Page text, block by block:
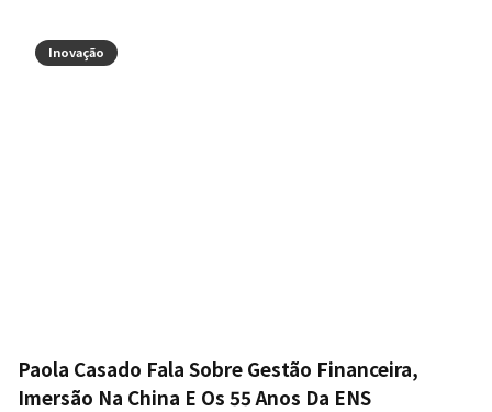
Inovação
Paola Casado Fala Sobre Gestão Financeira,
Imersão Na China E Os 55 Anos Da ENS